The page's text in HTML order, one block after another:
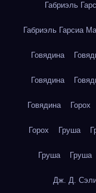
Габриэль
Габриэль Гарсиа
Говядина
Говядина
Говядина Горох
Горох Груша
Груша Груша
Дж. Д.